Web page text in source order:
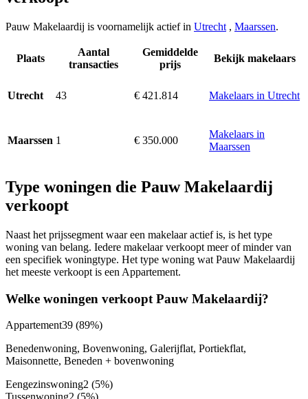
Pauw Makelaardij is voornamelijk actief in Utrecht , Maarssen.
Plaats
Aantal
transacties
Gemiddelde
prijs
Bekijk makelaars
Utrecht 43 € 421.814 Makelaars in Utrecht
Maarssen 1 € 350.000
Makelaars in
Maarssen
Type woningen die Pauw Makelaardij
verkoopt
Naast het prijssegment waar een makelaar actief is, is het type
woning van belang. Iedere makelaar verkoopt meer of minder van
een specifiek woningtype. Het type woning wat Pauw Makelaardij
het meeste verkoopt is een Appartement.
Welke woningen verkoopt Pauw Makelaardij?
Appartement39 (89%)
Benedenwoning, Bovenwoning, Galerijflat, Portiekflat,
Maisonnette, Beneden + bovenwoning
Eengezinswoning2 (5%)